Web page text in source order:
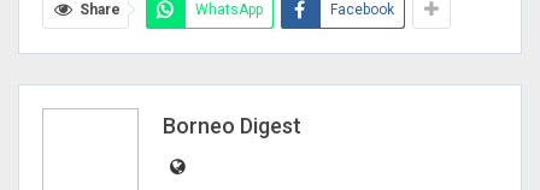
Share WhatsApp Facebook
Borneo Digest